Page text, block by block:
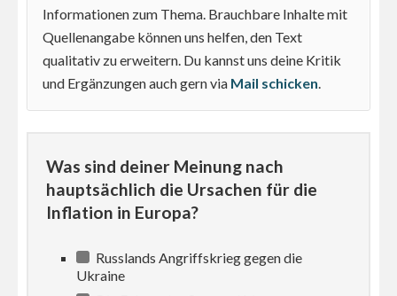
Informationen zum Thema. Brauchbare Inhalte mit
Quellenangabe können uns helfen, den Text
qualitativ zu erweitern. Du kannst uns deine Kritik
und Ergänzungen auch gern via Mail schicken
Was sind deiner Meinung nach
hauptsächlich die Ursachen für die
Inflation in Europa?
Russlands Angriffskrieg gegen die
Ukraine